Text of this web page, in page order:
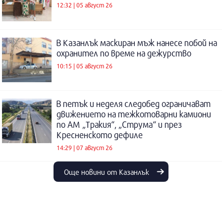
12:32 | 05 август 26
В Казанлък маскиран мъж нанесе побой на
охранител по време на дежурство
10:15 | 05 август 26
В петък и неделя следобед ограничават
движението на тежкотоварни камиони
по АМ „Тракия“, „Струма“ и през
Кресненското дефиле
14:29 | 07 август 26
Още новини от Казанлък